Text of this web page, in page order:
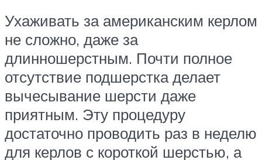
Ухаживать за американским керлом
не сложно, даже за
длинношерстным. Почти полное
отсутствие подшерстка делает
вычесывание шерсти даже
приятным. Эту процедуру
достаточно проводить раз в неделю
для керлов с короткой шерстью, а